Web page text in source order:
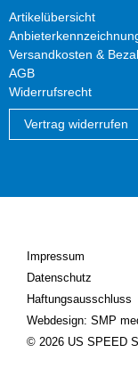
Artikelübersicht
Versandkosten &
AGB
Widerrufsrecht
Vertrag widerrufen
Impressum
Datenschutz
Haftungsausschluss
Webdesign: SMP
© 2026 US SPEED